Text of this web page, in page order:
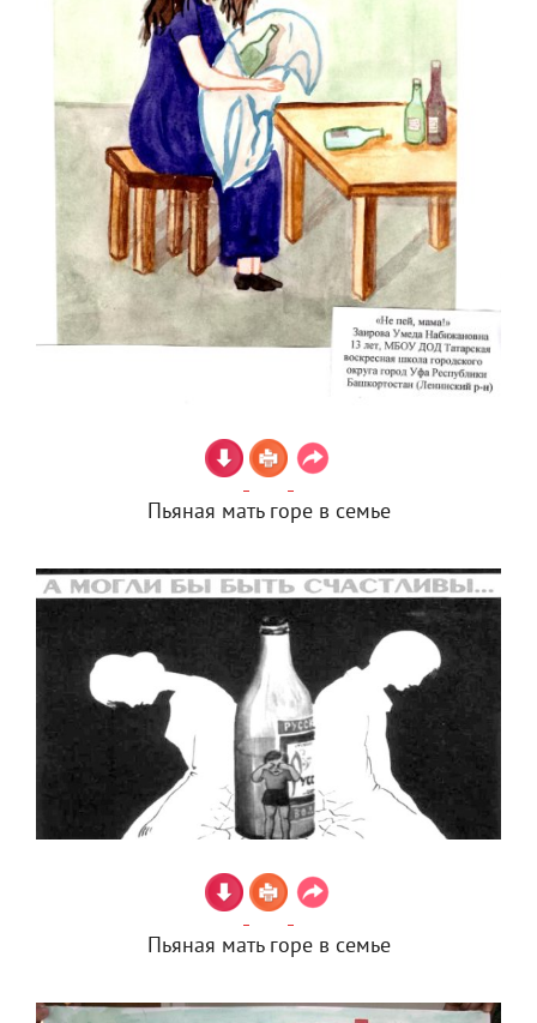
Пьяная мать горе в семье
Пьяная мать горе в семье